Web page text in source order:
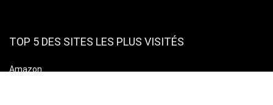
TOP 5 DES SITES LES PLUS VISITÉS
Amazon